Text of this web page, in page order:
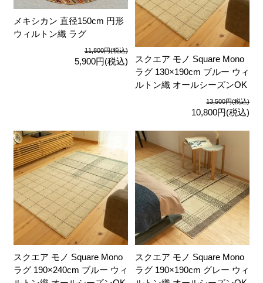
メキシカン 直径150cm 円形
ウィルトン織 ラグ
11,800円(税込)
5,900円(税込)
スクエア モノ Square Mono
ラグ 130×190cm ブルー ウィ
ルトン織 オールシーズンOK
13,500円(税込)
10,800円(税込)
スクエア モノ Square Mono
ラグ 190×240cm ブルー ウィ
スクエア モノ Square Mono
ラグ 190×190cm グレー ウィ